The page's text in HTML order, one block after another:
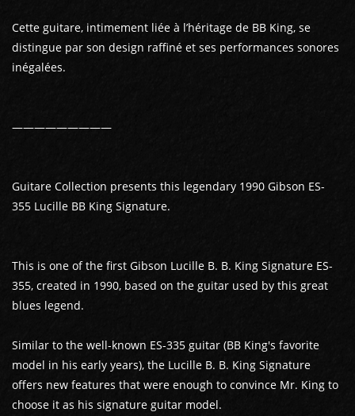
Cette guitare, intimement liée à l’héritage de BB King, se
distingue par son design raffiné et ses performances sonores
inégalées.
—————————
Guitare Collection presents this legendary 1990 Gibson ES-
355 Lucille BB King Signature.
This is one of the first Gibson Lucille B. B. King Signature ES-
355, created in 1990, based on the guitar used by this great
blues legend.
Similar to the well-known ES-335 guitar (BB King's favorite
model in his early years), the Lucille B. B. King Signature
offers new features that were enough to convince Mr. King to
choose it as his signature guitar model.